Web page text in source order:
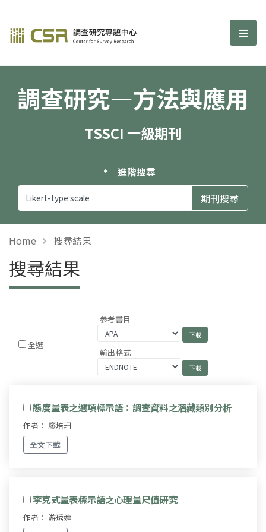
調查研究—方法與應用期刊 選
調查研究—方法與應用
TSSCI 一級期刊
進階搜尋
Home 搜尋結果
搜尋結果
全選
參考書目
輸出格式
態度量表之選項標示語：調查資料之潛藏類別分析
作者： 廖培珊
全文下載
李克式量表標示語之心理量尺值研究
作者： 游琇婷